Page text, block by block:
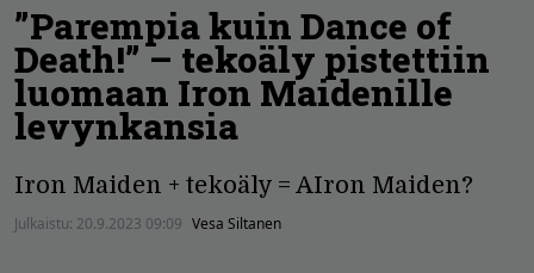
”Parempia kuin Dance of
Death!” – tekoäly pistettiin
luomaan Iron Maidenille
levynkansia
Iron Maiden + tekoäly = AIron Maiden?
Julkaistu: 20.9.2023 09:09 Vesa Siltanen